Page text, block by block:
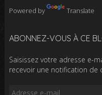
Powered by Translate
ABONNEZ-VOUS À CE
Saisissez votre adresse e-
recevoir une notification de
Adresse